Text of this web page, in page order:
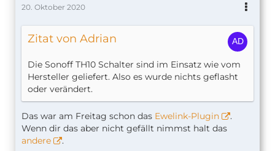
20. Oktober 2020
Zitat von Adrian
Die Sonoff TH10 Schalter sind im Einsatz wie vom
Hersteller geliefert. Also es wurde nichts geflasht
oder verändert.
Das war am Freitag schon das Ewelink-Plugin
.
Wenn dir das aber nicht gefällt nimmst halt das
andere
.